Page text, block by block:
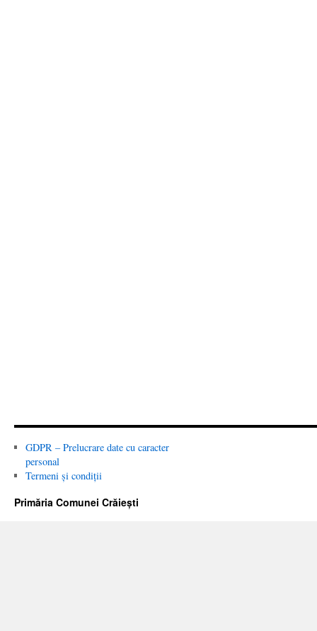
GDPR – Prelucrare date cu caracter
personal
Termeni și condiții
Primăria Comunei Crăiești